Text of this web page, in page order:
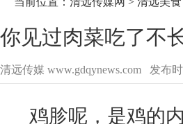
你见过肉菜吃了不
清远传媒 www.gdqynews.com 发布
鸡胗呢，是鸡的内